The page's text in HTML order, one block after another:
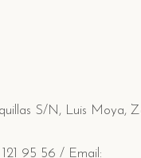
S/N, Luis Moya,
95 56 / Email: